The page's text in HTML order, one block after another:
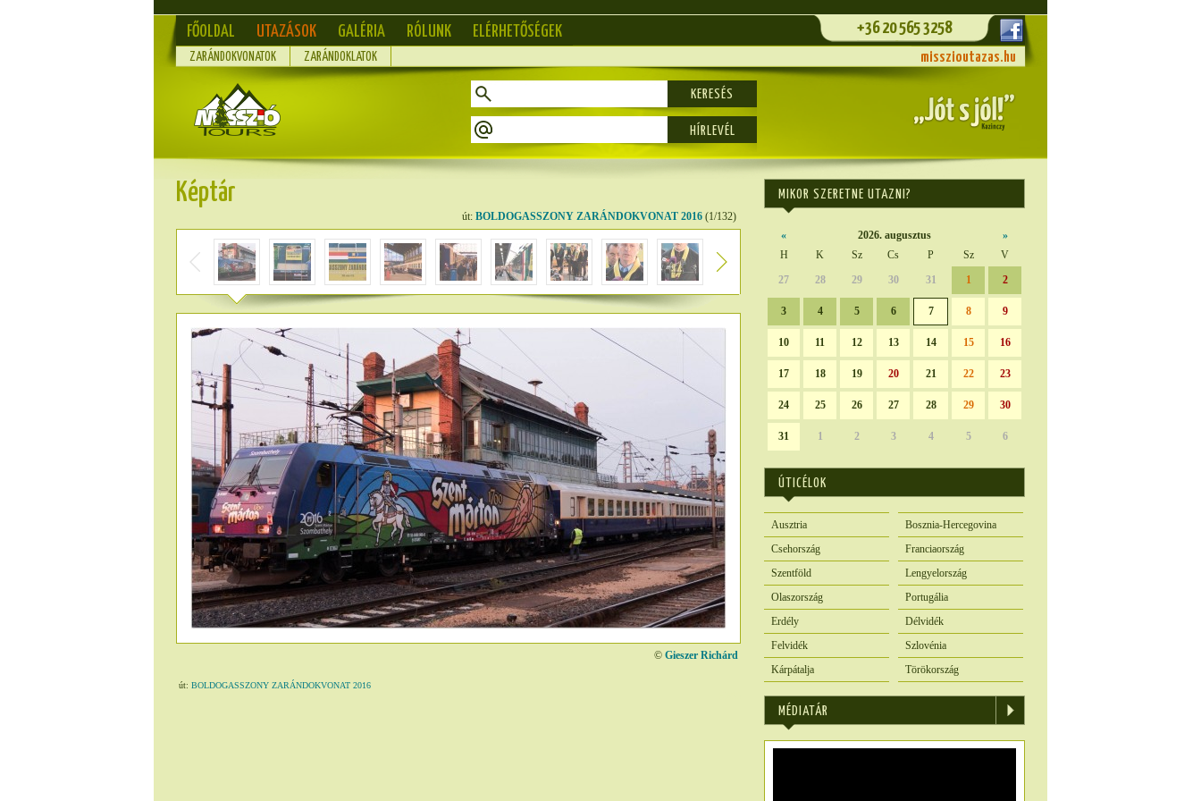
FŐOLDAL UTAZÁSOK GALÉRIA RÓLUNK ELÉRHETŐSÉGEK +36 20 565 3258
ZARÁNDOKVONATOK ZARÁNDOKLATOK misszioutazas.hu
KERESÉS
Képtár
út: BOLDOGASSZONY ZARÁNDOKVONAT 2016 (1/132)
© Gieszer Richárd
út: BOLDOGASSZONY ZARÁNDOKVONAT 2016
MIKOR SZERETNE UTAZNI?
« 2026. augusztus
»
H
K Sz Cs P Sz
V
27
28 29 30 31 1 2
3 4 5 6 7 8 9
10 11 12 13 14 15 16
17 18 19 20 21 22 23
24 25 26 27 28 29 30
31 1 2 3 4 5 6
ÚTICÉLOK
Ausztria
Bosznia-Hercegovina
Csehország
Franciaország
Szentföld
Lengyelország
Olaszország
Portugália
Erdély
Délvidék
Felvidék
Szlovénia
Kárpátalja
Törökország
MÉDIATÁR